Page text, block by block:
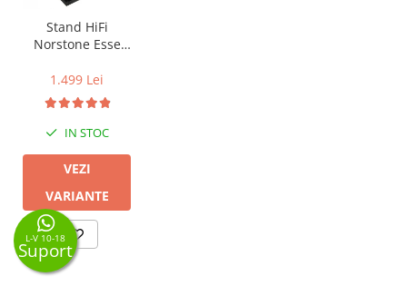
Stand HiFi
Norstone Esse
1.499 Lei
IN STOC
VEZI
VARIANTE
L-V 10-18
Suport